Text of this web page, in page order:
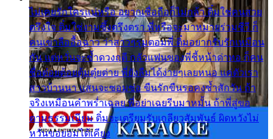
ไม่เคยรักใครแน่หรือ อยากเชื่อถือก็ไม่กล้า ติ๋มใช่คนสวย
ตรึงใจ ติ๋มใช่งามซึ้งตรึงตรา พี่หรือจะมาหมายร่วมชีวี ก็
คนเขาลืออื้อฉาว ว่าสาวๆรุมตอมพี่ ติ๋มอยากรับรักเหมือน
กัน แต่หวั่นจะช้ำดวงฤดี กลัวแฟนของพี่ชี้หน้าด่าทอ ก็คน
ชื่อต๋อยต้อยตุ้มตุ๋ยต่าย พี่ยังลืมได้ง่ายๆเลยหนอ แค่ตัวเรา
สาวบ้านนา แสนจะซอมซ่อ ขืนรักขืนรอคงช้ำสักวัน ถ้า
จริงเหมือนคำพร่ำเฉลย พี่อย่าเฉยรีบมาหมั้น ถ้าพี่สู่ขอ
ตามธรรมเนียม ติ๋มจะเตรียมรับเกลียวสัมพันธ์ ผิดหวังไม่
หวั่นขอยอมได้เคียง